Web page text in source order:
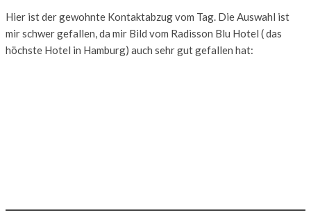
Hier ist der gewohnte Kontaktabzug vom Tag. Die Auswahl ist
mir schwer gefallen, da mir Bild vom Radisson Blu Hotel ( das
höchste Hotel in Hamburg) auch sehr gut gefallen hat: